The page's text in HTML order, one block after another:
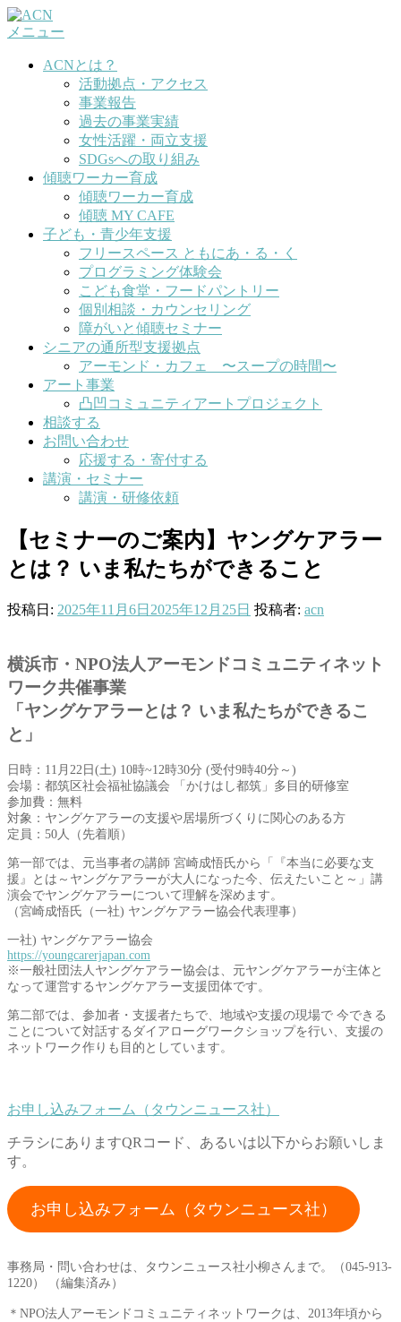
コ
ン
メニュー
ACNとは？
活動拠点・アクセス
事業報告
過去の事業実績
女性活躍・両立支援
SDGsへの取り組み
傾聴ワーカー育成
傾聴ワーカー育成
傾聴 MY CAFE
子ども・青少年支援
フリースペース ともにあ・る・く
プログラミング体験会
こども食堂・フードパントリー
個別相談・カウンセリング
障がいと傾聴セミナー
シニアの通所型支援拠点
アーモンド・カフェ 〜スープの時間〜
アート事業
凸凹コミュニティアートプロジェクト
相談する
お問い合わせ
応援する・寄付する
講演・セミナー
講演・研修依頼
【セミナーのご案内】ヤングケアラー
とは？ いま私たちができること
投稿日: 2025年11月6日 2025年12月25日 投稿者: acn
横浜市・NPO法人アーモンドコミュニティネット
ワーク共催事業
「ヤングケアラーとは？ いま私たちができるこ
と」
日時：11月22日(土) 10時~12時30分 (受付9時40分～)
会場：都筑区社会福祉協議会 「かけはし都筑」多目的研修室
参加費：無料
対象：ヤングケアラーの支援や居場所づくりに関心のある方
定員：50人（先着順）
第一部では、元当事者の講師 宮崎成悟氏から「『本当に必要な支
援』とは～ヤングケアラーが大人になった今、伝えたいこと～」講
演会でヤングケアラーについて理解を深めます。
（宮崎成悟氏（一社) ヤングケアラー協会代表理事）
一社) ヤングケアラー協会
https://youngcarerjapan.com
※一般社団法人ヤングケアラー協会は、元ヤングケアラーが主体と
なって運営するヤングケアラー支援団体です。
第二部では、参加者・支援者たちで、地域や支援の現場で 今できる
ことについて対話するダイアローグワークショップを行い、支援の
ネットワーク作りも目的としています。
お申し込みフォーム（タウンニュース社）
チラシにありますQRコード、あるいは以下からお願いしま
す。
お申し込みフォーム（タウンニュース社）
事務局・問い合わせは、タウンニュース社小柳さんまで。（045-913-
1220） （編集済み）
＊NPO法人アーモンドコミュニティネットワークは、2013年頃から